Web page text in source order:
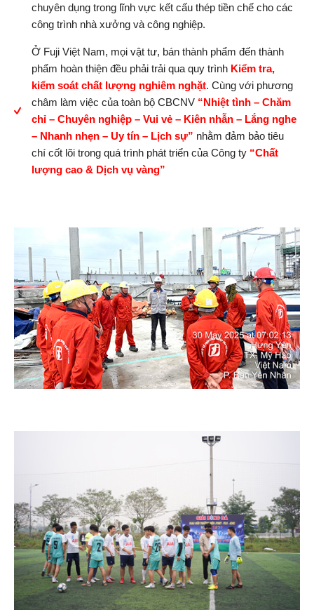
chuyên dụng trong lĩnh vực kết cấu thép tiền chế cho các
công trình nhà xưởng và công nghiệp.
Ở Fuji Việt Nam, mọi vật tư, bán thành phẩm đến thành
phẩm hoàn thiện đều phải trải qua quy trình Kiểm tra,
kiểm soát chất lượng nghiêm nghặt. Cùng với phương
châm làm việc của toàn bộ CBCNV “Nhiệt tình – Chăm
chỉ – Chuyên nghiệp – Vui vẻ – Kiên nhẫn – Lắng nghe
– Nhanh nhẹn – Uy tín – Lịch sự” nhằm đảm bảo tiêu
chí cốt lõi trong quá trình phát triển của Công ty “Chất
lượng cao & Dịch vụ vàng”